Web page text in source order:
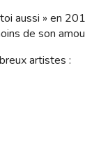
aussi » en
de son
artistes :